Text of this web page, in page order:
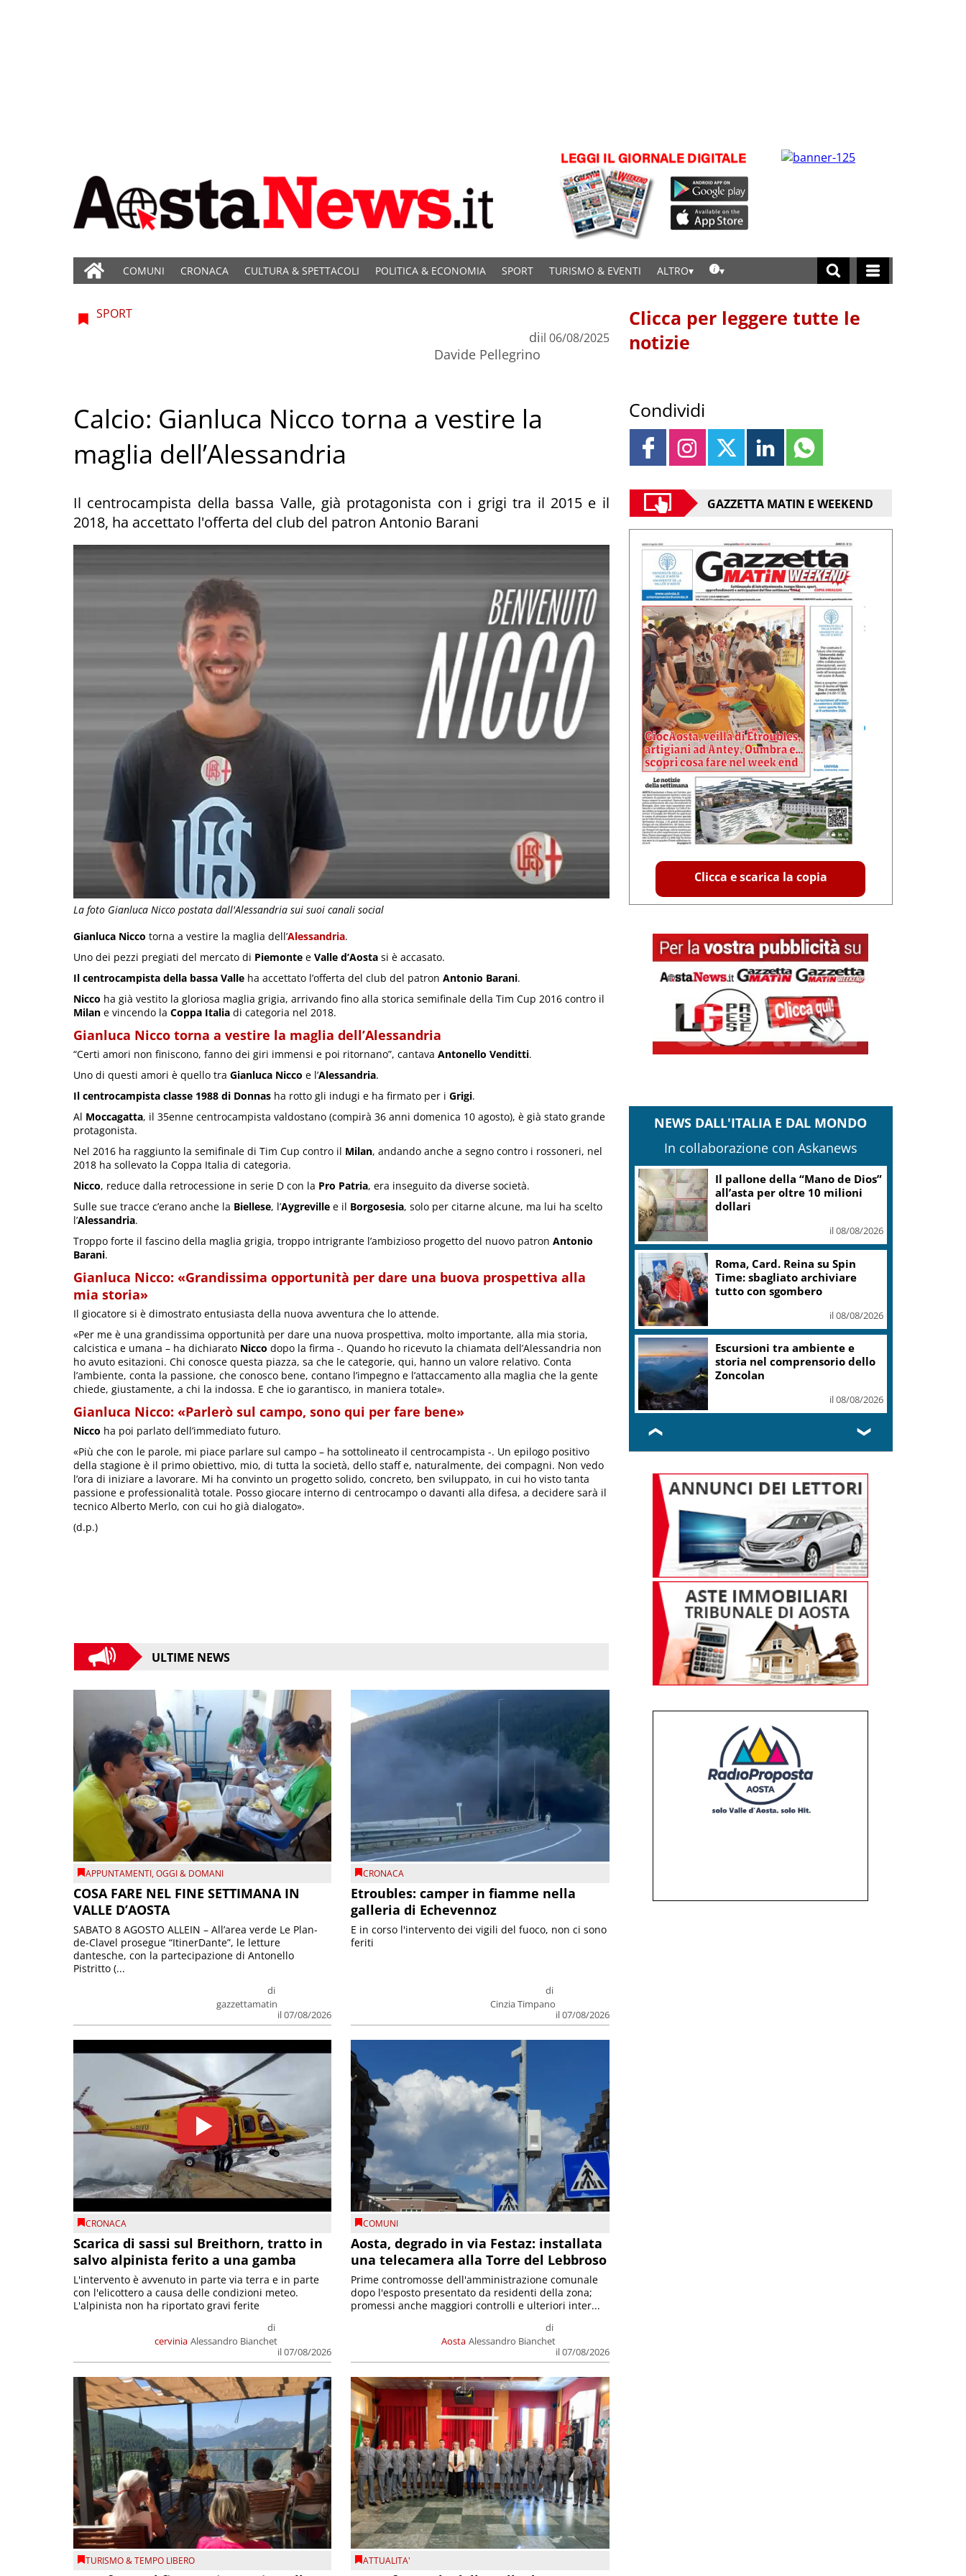
COMUNI CRONACA CULTURA & SPETTACOLI POLITICA & ECONOMIA SPORT TURISMO & EVENTI ALTRO
La foto Gianluca Nicco postata dall'Alessandria sui suoi canali social
SPORT
di
Davide Pellegrino
il 06/08/2025
Calcio: Gianluca Nicco torna a vestire la
maglia dell’Alessandria
Il centrocampista della bassa Valle, già protagonista con i grigi tra il 2015 e il
2018, ha accettato l'offerta del club del patron Antonio Barani
Gianluca Nicco torna a vestire la maglia dell’Alessandria.
Uno dei pezzi pregiati del mercato di Piemonte e Valle d’Aosta si è accasato.
Il centrocampista della bassa Valle ha accettato l’offerta del club del patron Antonio Barani.
Nicco ha già vestito la gloriosa maglia grigia, arrivando fino alla storica semifinale della Tim Cup 2016 contro il
Milan e vincendo la Coppa Italia di categoria nel 2018.
Gianluca Nicco torna a vestire la maglia dell’Alessandria
“Certi amori non finiscono, fanno dei giri immensi e poi ritornano”, cantava Antonello Venditti.
Uno di questi amori è quello tra Gianluca Nicco e l’Alessandria.
Il centrocampista classe 1988 di Donnas ha rotto gli indugi e ha firmato per i Grigi.
Al Moccagatta, il 35enne centrocampista valdostano (compirà 36 anni domenica 10 agosto), è già stato grande
protagonista.
Nel 2016 ha raggiunto la semifinale di Tim Cup contro il Milan, andando anche a segno contro i rossoneri, nel
2018 ha sollevato la Coppa Italia di categoria.
Nicco, reduce dalla retrocessione in serie D con la Pro Patria, era inseguito da diverse società.
Sulle sue tracce c’erano anche la Biellese, l’Aygreville e il Borgosesia, solo per citarne alcune, ma lui ha scelto
l’Alessandria.
Troppo forte il fascino della maglia grigia, troppo intrigrante l’ambizioso progetto del nuovo patron Antonio
Barani.
Gianluca Nicco: «Grandissima opportunità per dare una buova prospettiva alla
mia storia»
Il giocatore si è dimostrato entusiasta della nuova avventura che lo attende.
«Per me è una grandissima opportunità per dare una nuova prospettiva, molto importante, alla mia storia,
calcistica e umana – ha dichiarato Nicco dopo la firma -. Quando ho ricevuto la chiamata dell’Alessandria non
ho avuto esitazioni. Chi conosce questa piazza, sa che le categorie, qui, hanno un valore relativo. Conta
l’ambiente, conta la passione, che conosco bene, contano l’impegno e l’attaccamento alla maglia che la gente
chiede, giustamente, a chi la indossa. E che io garantisco, in maniera totale».
Gianluca Nicco: «Parlerò sul campo, sono qui per fare bene»
Nicco ha poi parlato dell’immediato futuro.
«Più che con le parole, mi piace parlare sul campo – ha sottolineato il centrocampista -. Un epilogo positivo
della stagione è il primo obiettivo, mio, di tutta la società, dello staff e, naturalmente, dei compagni. Non vedo
l’ora di iniziare a lavorare. Mi ha convinto un progetto solido, concreto, ben sviluppato, in cui ho visto tanta
passione e professionalità totale. Posso giocare interno di centrocampo o davanti alla difesa, a decidere sarà il
tecnico Alberto Merlo, con cui ho già dialogato».
(d.p.)
ULTIME NEWS
APPUNTAMENTI,OGGI & DOMANI
COSA FARE NEL FINE SETTIMANA IN
VALLE D’AOSTA
di
gazzettamatin
il 07/08/2026
SABATO 8 AGOSTO ALLEIN – All’area verde Le Plan-
de-Clavel prosegue “ItinerDante”, le letture
dantesche, con la partecipazione di Antonello
Pistritto (...
CRONACA
Etroubles: camper in fiamme nella
galleria di Echevennoz
di
Cinzia Timpano
il 07/08/2026
E in corso l'intervento dei vigili del fuoco, non ci sono
feriti
CRONACA
Scarica di sassi sul Breithorn, tratto in
salvo alpinista ferito a una gamba
cervinia
di
Alessandro Bianchet
il 07/08/2026
L'intervento è avvenuto in parte via terra e in parte
con l'elicottero a causa delle condizioni meteo.
L'alpinista non ha riportato gravi ferite
COMUNI
Aosta, degrado in via Festaz: installata
una telecamera alla Torre del Lebbroso
Aosta
di
Alessandro Bianchet
il 07/08/2026
Prime contromosse dell'amministrazione comunale
dopo l'esposto presentato da residenti della zona;
promessi anche maggiori controlli e ulteriori inter...
TURISMO & TEMPO LIBERO ATTUALITA'
Clicca per leggere tutte le
notizie
Condividi
GAZZETTA MATIN E WEEKEND
Clicca e scarica la copia
NEWS DALL'ITALIA E DAL MONDO
In collaborazione con Askanews
Il pallone della “Mano de Dios”
all’asta per oltre 10 milioni
dollari
il 08/08/2026
Roma, Card. Reina su Spin
Time: sbagliato archiviare
tutto con sgombero
il 08/08/2026
Escursioni tra ambiente e
storia nel comprensorio dello
Zoncolan
il 08/08/2026
❮ ❯